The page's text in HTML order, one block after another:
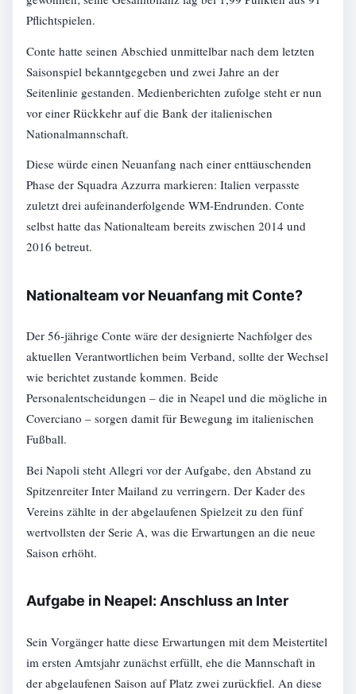
Pflichtspielen.
Conte hatte seinen Abschied unmittelbar nach dem letzten
Saisonspiel bekanntgegeben und zwei Jahre an der
Seitenlinie gestanden. Medienberichten zufolge steht er nun
vor einer Rückkehr auf die Bank der italienischen
Nationalmannschaft.
Diese würde einen Neuanfang nach einer enttäuschenden
Phase der Squadra Azzurra markieren: Italien verpasste
zuletzt drei aufeinanderfolgende WM-Endrunden. Conte
selbst hatte das Nationalteam bereits zwischen 2014 und
2016 betreut.
Nationalteam vor Neuanfang mit Conte?
Der 56-jährige Conte wäre der designierte Nachfolger des
aktuellen Verantwortlichen beim Verband, sollte der Wechsel
wie berichtet zustande kommen. Beide
Personalentscheidungen – die in Neapel und die mögliche in
Coverciano – sorgen damit für Bewegung im italienischen
Fußball.
Bei Napoli steht Allegri vor der Aufgabe, den Abstand zu
Spitzenreiter Inter Mailand zu verringern. Der Kader des
Vereins zählte in der abgelaufenen Spielzeit zu den fünf
wertvollsten der Serie A, was die Erwartungen an die neue
Saison erhöht.
Aufgabe in Neapel: Anschluss an Inter
Sein Vorgänger hatte diese Erwartungen mit dem Meistertitel
im ersten Amtsjahr zunächst erfüllt, ehe die Mannschaft in
der abgelaufenen Saison auf Platz zwei zurückfiel. An diese